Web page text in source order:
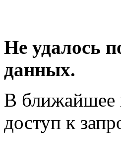
Не удалось
данных.
В ближайшее
доступ к